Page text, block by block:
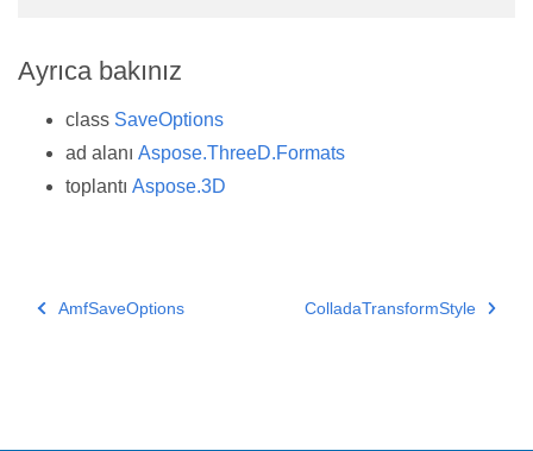
Ayrıca bakınız
class SaveOptions
ad alanı Aspose.ThreeD.Formats
toplantı Aspose.3D
AmfSaveOptions ColladaTransformStyle